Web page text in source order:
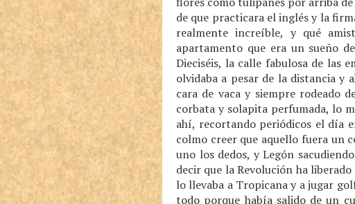
de que practicara el inglés y la
realmente increíble, y qué
apartamento que era un sueño
Dieciséis, la calle fabulosa de las
olvidaba a pesar de la distancia y
cara de vaca y siempre rodeado
corbata y solapita perfumada, lo
ahí, recortando periódicos el día
colmo creer que aquello fuera un
uno los dedos, y Legón
decir que la Revolución ha
lo llevaba a Tropicana y a jugar
todo porque había salido de un